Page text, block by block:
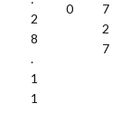
2
8
.
1
1
0
7
2
7